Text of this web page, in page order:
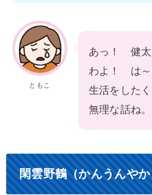
ともこ
あっ！ 健
わよ！ は～
生活をした
無理な話ね。
閑雲野鶴（かんうんや